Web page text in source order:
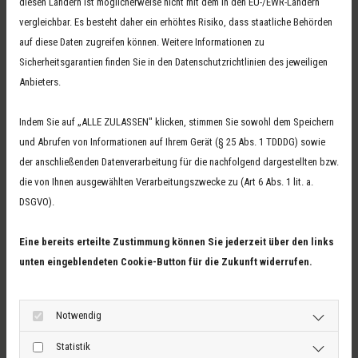
Warum wir Ihr Dachdecker in der Börde
sind
Persönlicher Betreuung direkt am Objekt
Langjähriger Erfahrung im Dachdeckerhandwerk
vergleichbar. Es besteht daher ein erhöhtes Risiko, dass staatliche Behörden
auf diese Daten zugreifen können. Weitere Informationen zu
Sicherheitsgarantien finden Sie in den Datenschutzrichtlinien des jeweiligen
Anbieters.
Indem Sie auf „ALLE ZULASSEN" klicken, stimmen Sie sowohl dem Speichern
und Abrufen von Informationen auf Ihrem Gerät (§ 25 Abs. 1 TDDDG) sowie
der anschließenden Datenverarbeitung für die nachfolgend dargestellten bzw.
die von Ihnen ausgewählten Verarbeitungszwecke zu (Art 6 Abs. 1 lit. a.
DSGVO).
Eine bereits erteilte Zustimmung können Sie jederzeit über den links
unten eingeblendeten Cookie-Button für die Zukunft widerrufen.
Notwendig
Statistik